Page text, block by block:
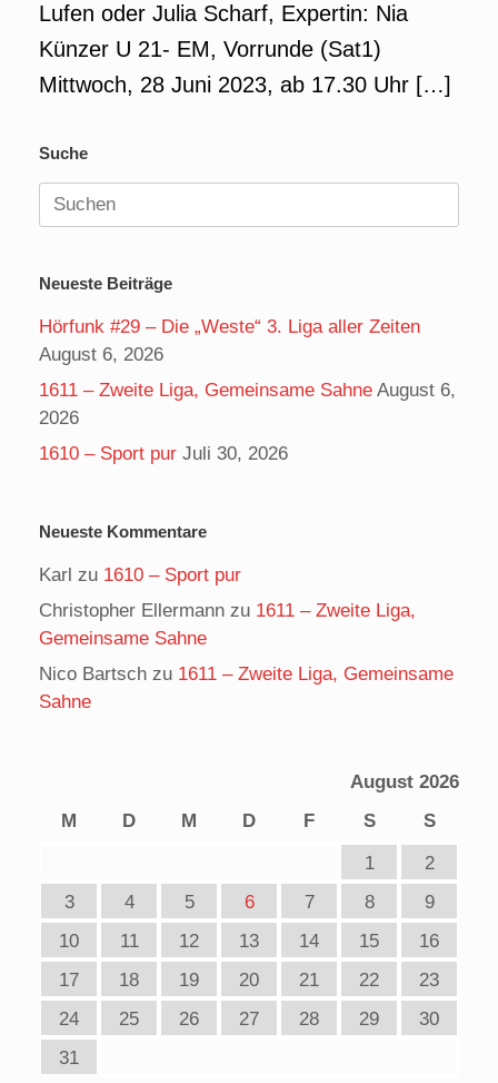
Lufen oder Julia Scharf, Expertin: Nia
Künzer U 21- EM, Vorrunde (Sat1)
Mittwoch, 28 Juni 2023, ab 17.30 Uhr […]
Suche
Suchen
nach:
Neueste Beiträge
Hörfunk #29 – Die „Weste“ 3. Liga aller Zeiten
August 6, 2026
1611 – Zweite Liga, Gemeinsame Sahne August 6,
2026
1610 – Sport pur Juli 30, 2026
Neueste Kommentare
Karl zu 1610 – Sport pur
Christopher Ellermann zu 1611 – Zweite Liga,
Gemeinsame Sahne
Nico Bartsch zu 1611 – Zweite Liga, Gemeinsame
Sahne
August 2026
M
D M D F S
S
1
2
3
4 5 6 7 8
9
10
11 12 13 14 15
16
17
18 19 20 21 22
23
24
25 26 27 28 29
30
31